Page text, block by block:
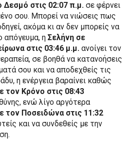
Δεσμό στις 02:07 π.μ. σε φέρνει
σου. Μπορεί να νιώσεις πως
ακόμα κι αν δεν μπορείς να
απόγευμα, η Σελήνη σε
στις 03:46 μ.μ. ανοίγει τον
σε βοηθά να κατανοήσεις
σου και να αποδεχθείς τις
η ενέργεια βαραίνει καθώς
τον Κρόνο στις 08:43
ενώ λίγο αργότερα
τον Ποσειδώνα στις 11:32
και να συνδεθείς με την